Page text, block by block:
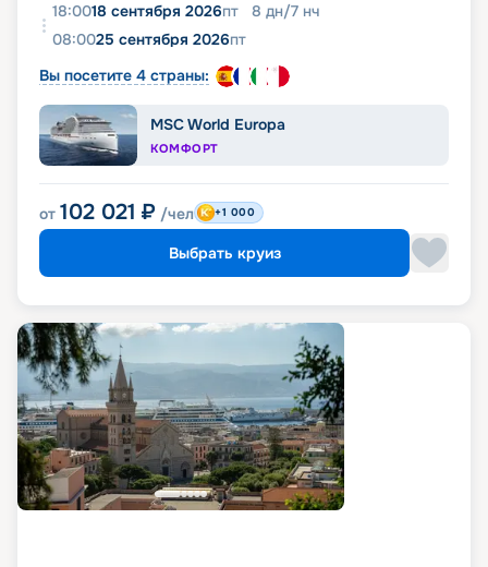
18:0018 сентября 2026пт 8 дн/7 нч
08:0025 сентября 2026пт
Вы посетите 4 страны:
MSC World Europa
КОМФОРТ
от 102 021 ₽ /чел +1 000
Выбрать круиз